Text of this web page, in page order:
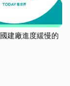
建廠進度緩慢的